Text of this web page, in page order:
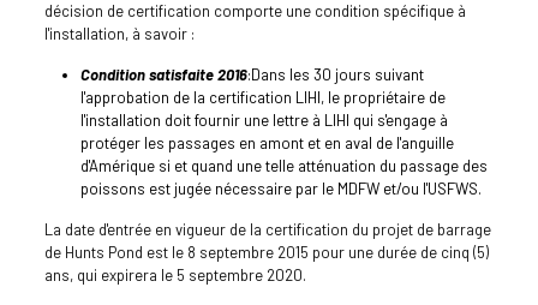
décision de certification comporte une condition spécifique à
l'installation, à savoir :
Condition satisfaite 2016:Dans les 30 jours suivant
l'approbation de la certification LIHI, le propriétaire de
l'installation doit fournir une lettre à LIHI qui s'engage à
protéger les passages en amont et en aval de l'anguille
d'Amérique si et quand une telle atténuation du passage des
poissons est jugée nécessaire par le MDFW et/ou l'USFWS.
La date d'entrée en vigueur de la certification du projet de barrage
de Hunts Pond est le 8 septembre 2015 pour une durée de cinq (5)
ans, qui expirera le 5 septembre 2020.